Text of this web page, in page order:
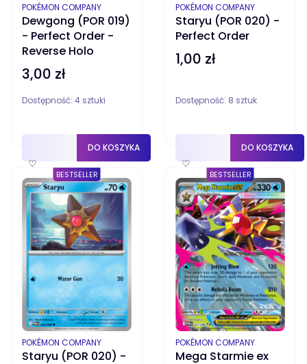
Dewgong (POR 019)
- Perfect Order -
Reverse Holo
PRODUCENT
POKÉMON COMPANY
Cena
3,00 zł
Dostępność: 4 sztuki
♡
DO KOSZYKA
Staryu (POR 020) -
Perfect Order
PRODUCENT
POKÉMON COMPANY
Cena
1,00 zł
Dostępność: 8 sztuk
♡
DO KOSZYKA
BESTSELLER
Staryu (POR 020) -
PRODUCENT
POKÉMON COMPANY
BESTSELLER
Mega Starmie ex
PRODUCENT
POKÉMON COMPANY